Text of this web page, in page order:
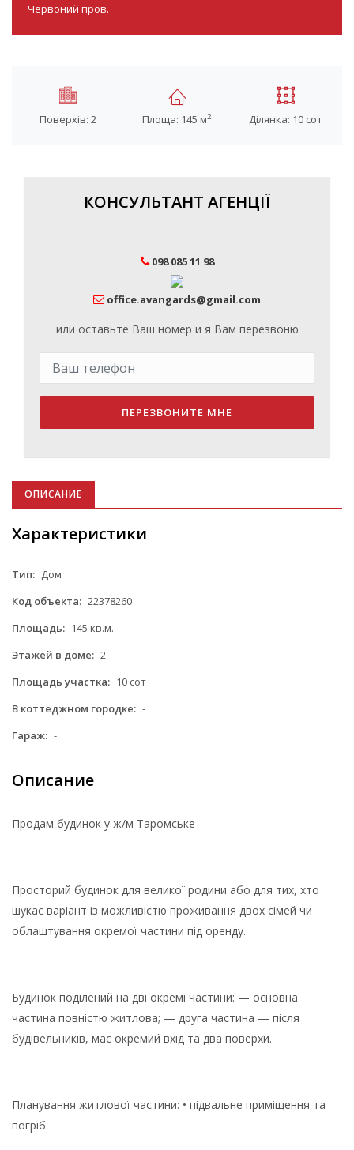
Червоний пров.
Поверхів: 2 Площа: 145 м2 Ділянка: 10 сот
КОНСУЛЬТАНТ АГЕНЦІЇ
098 085 11 98
office.avangards@gmail.com
или оставьте Ваш номер и я Вам перезвоню
ПЕРЕЗВОНИТЕ МНЕ
ОПИСАНИЕ
Характеристики
Тип: Дом
Код объекта: 22378260
Площадь: 145 кв.м.
Этажей в доме: 2
Площадь участка: 10 сот
В коттеджном городке: -
Гараж: -
Описание
Продам будинок у ж/м Таромське
Просторий будинок для великої родини або для тих, хто
шукає варіант із можливістю проживання двох сімей чи
облаштування окремої частини під оренду.
Будинок поділений на дві окремі частини: — основна
частина повністю житлова; — друга частина — після
будівельників, має окремий вхід та два поверхи.
Планування житлової частини: • підвальне приміщення та
погріб